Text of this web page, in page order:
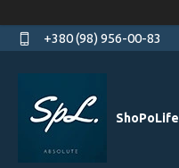
+380 (98) 956-00-83
ShoPoLife